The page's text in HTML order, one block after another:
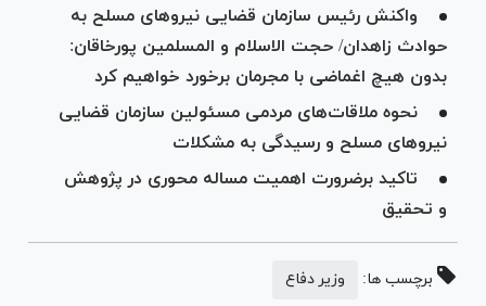
واکنش رئیس سازمان قضایی نیروهای مسلح به
حوادث زاهدان/ حجت الاسلام و المسلمین پورخاقان:
بدون هیچ اغماضی با مجرمان برخورد خواهیم کرد
نحوه ملاقات‌های مردمی مسئولین سازمان قضایی
نیروهای مسلح و رسیدگی به مشکلات
تاکید برضرورت اهمیت مساله محوری در پژوهش
و تحقیق
برچسب ها: وزیر دفاع